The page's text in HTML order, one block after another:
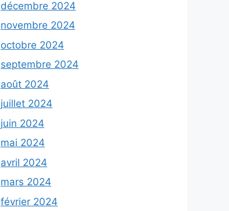
décembre 2024
novembre 2024
octobre 2024
septembre 2024
août 2024
juillet 2024
juin 2024
mai 2024
avril 2024
mars 2024
février 2024